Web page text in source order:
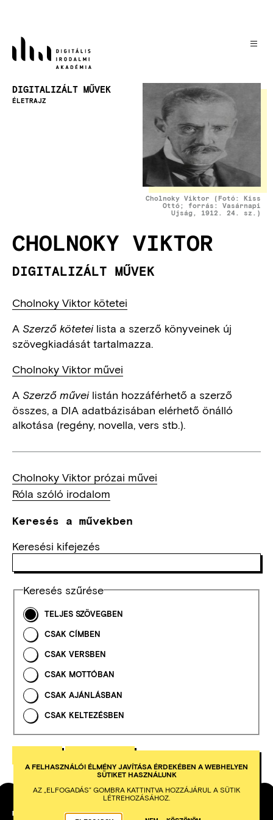
Cholnoky Viktor (Fotó: Kiss
Ottó; forrás: Vasárnapi
Ujság, 1912. 24. sz.)
DIGITALIZÁLT MŰVEK
ÉLETRAJZ
CHOLNOKY VIKTOR
DIGITALIZÁLT MŰVEK
Cholnoky Viktor kötetei
A Szerző köteteilista a szerző könyveinek új
szövegkiadását tartalmazza.
Cholnoky Viktor művei
A Szerző műveilistán hozzáférhető a szerző
összes, a DIA adatbázisában elérhető önálló
alkotása (regény, novella, vers stb.).
Cholnoky Viktor prózai művei
Róla szóló irodalom
Keresés a művekben
Keresési kifejezés
Keresés szűrése
TELJES SZÖVEGBEN
CSAK CÍMBEN
CSAK VERSBEN
CSAK MOTTÓBAN
CSAK AJÁNLÁSBAN
CSAK KELTEZÉSBEN
PETŐFI IRODALMI MÚZEUM
A FELHASZNÁLÓI ÉLMÉNY JAVÍTÁSA ÉRDEKÉBEN A WEBHELYEN
SÜTIKET HASZNÁLUNK
AZ „ELFOGADÁS” GOMBRA KATTINTVA HOZZÁJÁRUL A SÜTIK
LÉTREHOZÁSÁHOZ.